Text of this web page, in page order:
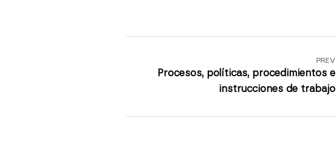
PREV
Procesos, políticas, procedimientos e
instrucciones de trabajo